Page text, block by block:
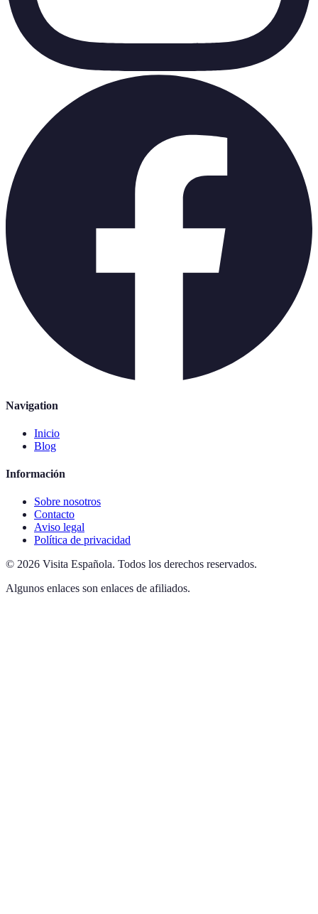
Navigation
Inicio
Blog
Información
Sobre nosotros
Contacto
Aviso legal
Política de privacidad
© 2026 Visita Española. Todos los derechos reservados.
Algunos enlaces son enlaces de afiliados.